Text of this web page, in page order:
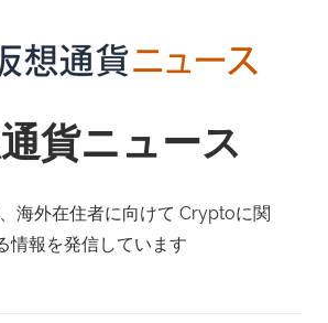
貨ニュース
海外在住者に向けて Cryptoに関
情報を発信しています